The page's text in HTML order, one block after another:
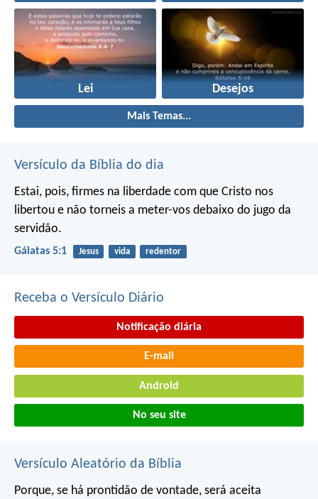
Lei Desejos
Mais Temas...
Versículo da Bíblia do dia
Estai, pois, firmes na liberdade com que Cristo nos
libertou e não torneis a meter-vos debaixo do jugo da
servidão.
Gálatas 5:1 Jesus vida redentor
Receba o Versículo Diário
Notificação diária
E-mail
Android
No seu site
Versículo Aleatório da Bíblia
Porque, se há prontidão de vontade, será aceita